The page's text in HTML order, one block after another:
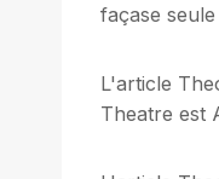
façase
L'article
Theatre est